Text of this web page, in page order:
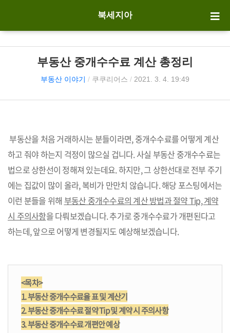
북세지아
부동산 중개수수료 계산 총정리
부동산 이야기 / 쿠쿠리어스 / 2021. 3. 4. 19:49
부동산을 처음 거래하시는 분들이라면, 중개수수료를 어떻게 계산
하고 줘야 하는지 걱정이 많으실 겁니다. 사실 부동산 중개수수료는
법으로 상한선이 정해져 있는데요. 하지만, 그 상한선대로 전부 주기
에는 집값이 많이 올라, 복비가 만만치 않습니다. 해당 포스팅에서는
이런 분들을 위해 부동산 중개수수료의 계산 방법과 절약 Tip, 계약
시 주의사항을 다뤄보겠습니다. 추가로 중개수수료가 개편된다고
하는데, 앞으로 어떻게 변경될지도 예상해보겠습니다.
<목차>
1. 부동산 중개수수료율 표 및 계산기
2. 부동산 중개수수료 절약 Tip 및 계약 시 주의사항
3. 부동산 중개수수료 개편안 예상